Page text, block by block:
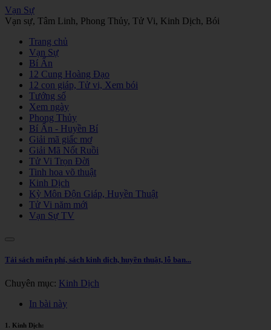
Vạn Sự
Vạn sự, Tâm Linh, Phong Thủy, Tử Vi, Kinh Dịch, Bói
Trang chủ
Vạn Sự
Bí Ẩn
12 Cung Hoàng Đạo
12 con giáp, Tử vi, Xem bói
Tướng số
Xem ngày
Phong Thủy
Bí Ẩn - Huyền Bí
Giải mã giấc mơ
Giải Mã Nốt Ruồi
Tử Vi Trọn Đời
Tinh hoa võ thuật
Kinh Dịch
Kỳ Môn Độn Giáp, Huyền Thuật
Tử Vi năm mới
Vạn Sự TV
Tải sách miễn phí, sách kinh dịch, huyền thuật, lỗ ban...
Chuyên mục: Kinh Dịch
In bài này
1. Kinh Dịch: